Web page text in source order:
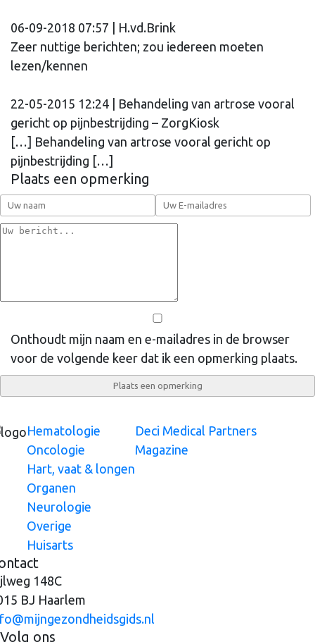
06-09-2018 07:57 | H.vd.Brink
Zeer nuttige berichten; zou iedereen moeten
lezen/kennen
22-05-2015 12:24 | Behandeling van artrose vooral
gericht op pijnbestrijding – ZorgKiosk
[…] Behandeling van artrose vooral gericht op
pijnbestrijding […]
Plaats een opmerking
Onthoudt mijn naam en e-mailadres in de browser
voor de volgende keer dat ik een opmerking plaats.
Hematologie
Oncologie
Hart, vaat & longen
Organen
Neurologie
Overige
Huisarts
Deci Medical Partners
Magazine
148C
BJ Haarlem
Volg ons